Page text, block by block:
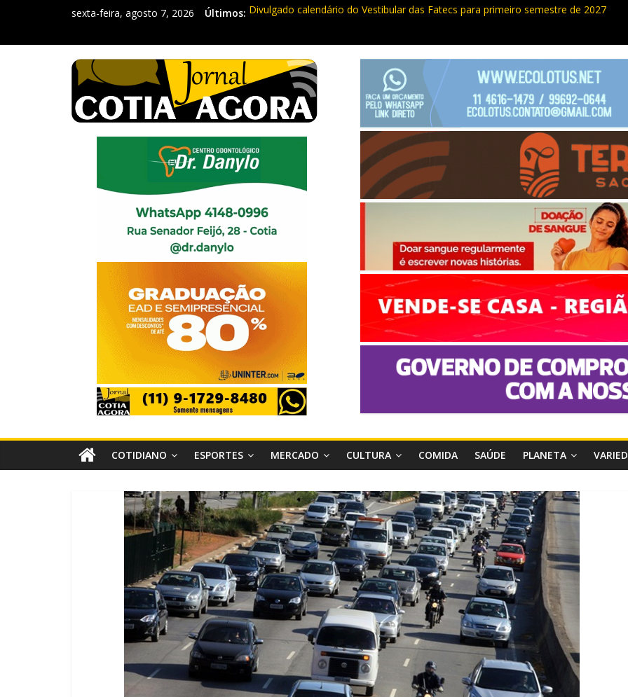
sexta-feira, agosto 7, 2026 Últimos: Divulgado calendário do Vestibular das Fatecs para primeiro semestre de 2027
Morador denuncia furto de cabos em postes na Estrada da Roselândia
Itapevi: Em duas ocorrências, PM recupera carga roubada, caminhão e liberta
Sebrae promove curso de compras públicas em Vargem Grande Paulista
COTIDIANO ESPORTES MERCADO CULTURA COMIDA SAÚDE PLANETA